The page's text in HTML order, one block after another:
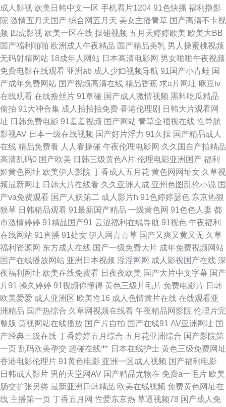
91福利官网 福利网av 婷婷社区五月天 伊人性网 91视屏观看 91抖音aaa 亚
瑟s色网 桃色影院 欧美女自慰 久久高潮久久精品久 狼人影音先锋资源 久草
社区蜜臀 国产视频28p 成人版黑丝电影 95视频资源总站共享 91王站 91九色
视频入口 91黄色ww 91黄色视屏 91爱豆视频在线观看 91AV电影 手机
Ssssss欧美 日韩不卡中出 91黑丝成人视频 超碰自拍97 a片网站ww 欧韩美
日综合 91岛国大片 成人黄色片VTCOm 在线观看亚洲五 欧美影片网站推荐
久草福利av 日本阿v视频 国产精品婷婷精品 国产ts在线视频 导航福利精品 青
娱乐福利导航 久草视频资源福利网 成人一级片 操女人的逼8p 肏屄抖音 91超
碰在线九色 性交影片 五月激情家庭教师婷婷 92精品福利在线 91海角在线视
频 东方av网 欧美日韩国产骚熟 影音先锋最新AV网 操人91 欧洲精品国产 综
合色色婷婷 超碰日韩人人乐 亚洲综合网 91社区视频网站 91偷拍导航 91大
学生视频在线观看 福利研究所网址导航 久久国产91做爱视频 狠狠草网址 91
视频手机在线 91黑丝高 国产第2页 人妖自慰伪娘 91大香蕉精东麻豆 肏屄后
人少妇 久久蜜桃麻豆 午夜剧场久久 91牛91ncom 国产aa网站 青青草激情网
站大全 91蜜臀网 免费看P 91热爆视频 黑丝美女被后入 色导航国产综合第一
页 91亚洲精品入口 黑丝视频 色综合社区 91九色秦先生视频 日韩论理 91小
成人影视 欧美日韩中文一区 手机看片1204 91色快播 福利撸影
院 激情五月天国产 综合网五月天 美女主播青草 国产高清不卡视
频 四虎影视 欧美一区在线 操碰视频 五月天婷婷欧美 欧美大BB
国产福利啪啪 欧洲成人午夜精品 国产精品美乳 男人操蜜桃视频
无码射精网站 18成年人网站 日本高清电影网 男女啪啪午夜视频
免费电影在线观看 亚洲ab 成人少妇视频导航 91国产小青蛙 国
产成年免费网站 国产视频高清在线 精品香蕉 求a片网址 麻豆tv
在线观看 在线撸丝片 91草碰 国产成人激情视频 黑料吃瓜精品
偷拍 91大神合集 成人拍拍拍免费 香港伦理剧 日韩大片观看网
址 日韩免费电影 91羞羞视频 国产网站 青草全福视在线 性导航
影视AV 日本一级在线视频 国产好片浮力 91久操 国产精品成人
在线 精品免费看 人人看操碰 午夜伦理电影网 久久国自产拍精品
高清乱码0 国产欧美 日韩三级黄色A片 伦理电影亚洲国产 福利
姬黄色网址 欧美伊人影院 丁香成人五月花 黄色网网址女 久草视
频最新网址 日韩大片在线看 久久亚洲人成 亚州色图乱伦小说 国
产va免费观看 国产人妖第二 成人影片h 91色婷婷瑟色 东京热狠
狠草 日韩精品观看 91最新国产精品 一级黄色网 91色色人妻 都
市激情婷婷 91精品国产91 云涩福利在线导航 91视色 午夜福利
在线网站 91直播 91处女 伊人网青青草 国产又爽又黄又无 久草
福利资源网 东方成人在线 国产一级免费大片 成年免费视频网站
国产在线播放网站 亚洲日本视频 淫淫网网 成人影视国产在线 深
夜福利网址 欧美在线免费看 日夜夜欧美 国产大片中文字幕 国产
片91 操久婷婷 91视频你懂得 黄色三级片毛片 免费电影片 日韩
欧美爱爱 成人亚洲区 欧美性16 成人色情黄片在线 在线观看亚
洲精品 国产热综合 久草网视频在线看 午夜精品网影院 伦理片完
整版 黄视网站在线播放 国产片自拍 国产在线91 AV亚洲网址 国
产经典三级在线 丁香婷婷五月综合 五月花亚洲综合 国产影院第
一页 乱码欧美孕交 超碰在线艹 日本在线护士 黄色三级免费网址
香港电影伦理片 91黄色电影 亚洲一区成人视频 国产福利电影
日韩成人影片 男的天堂网AV 国产精品尤物在 免费a一毛片 欧美
肠交扩张另类 最新亚洲日韩精品 欧美在线视频 免费黄色网址在
线 主播第一页 丁香五月网 性爱东京热 草逼视频78 国产成人免